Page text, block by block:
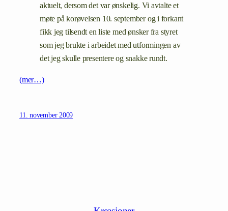
aktuelt, dersom det var ønskelig. Vi avtalte et
møte på korøvelsen 10. september og i forkant
fikk jeg tilsendt en liste med ønsker fra styret
som jeg brukte i arbeidet med utformingen av
det jeg skulle presentere og snakke rundt.
(mer…)
11. november 2009